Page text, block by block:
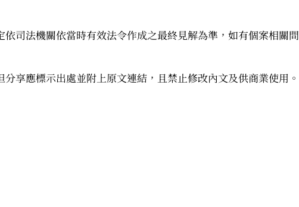
司法機關依當時有效法令作成之最終見解為準，如有個案相關
享應標示出處並附上原文連結，且禁止修改內文及供商業使用。